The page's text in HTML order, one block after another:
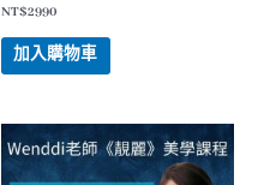
評分
5.00
滿分 5
NT$2990
加入購物車